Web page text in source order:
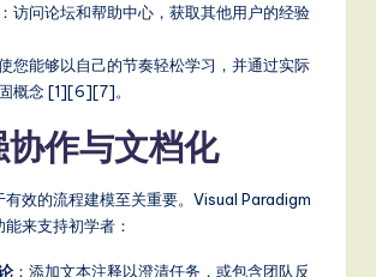
：访问论坛和帮助中心，获取其他用户的经验
您能够以自己的节奏轻松学习，并通过实际
概念 [1][6][7]。
作与文档化
有效的流程建模至关重要。Visual Paradigm
来支持初学者：
：添加文本注释以澄清任务，或包含团队反